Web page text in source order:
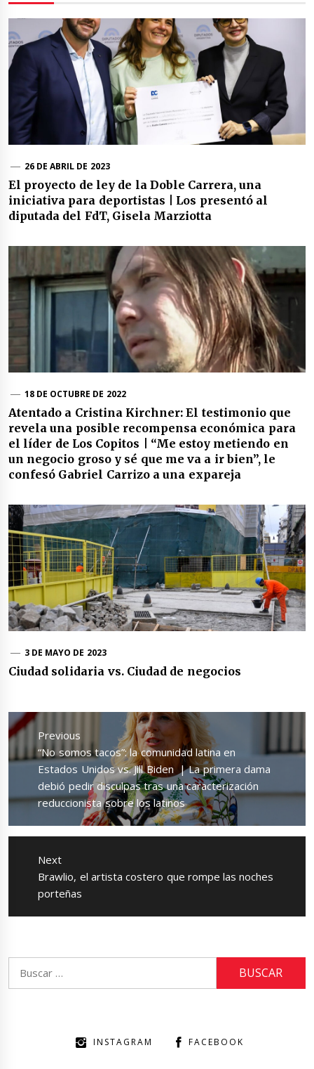
26 DE ABRIL DE 2023
El proyecto de ley de la Doble Carrera, una
iniciativa para deportistas | Los presentó al
diputada del FdT, Gisela Marziotta
18 DE OCTUBRE DE 2022
Atentado a Cristina Kirchner: El testimonio que
revela una posible recompensa económica para
el líder de Los Copitos | “Me estoy metiendo en
un negocio groso y sé que me va a ir bien”, le
confesó Gabriel Carrizo a una expareja
3 DE MAYO DE 2023
Ciudad solidaria vs. Ciudad de negocios
Navegación
de
entradas
Previous
Previous
post:
“No somos tacos”: la comunidad latina en
Estados Unidos vs. Jill Biden | La primera dama
debió pedir disculpas tras una caracterización
reduccionista sobre los latinos
Next
Next
post:
Brawlio, el artista costero que rompe las noches
porteñas
INSTAGRAM FACEBOOK